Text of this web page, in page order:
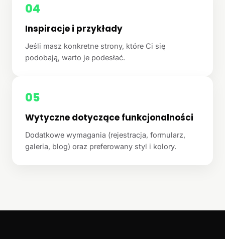
04
Inspiracje i przykłady
Jeśli masz konkretne strony, które Ci się
podobają, warto je podesłać.
05
Wytyczne dotyczące funkcjonalności
Dodatkowe wymagania (rejestracja, formularz,
galeria, blog) oraz preferowany styl i kolory.